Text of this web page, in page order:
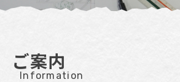
ご案内
Information